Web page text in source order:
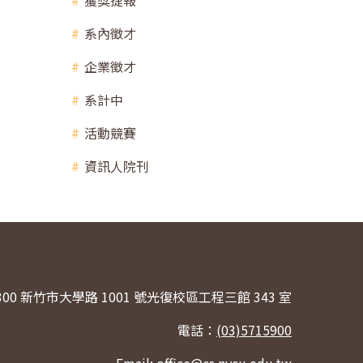
系內徵才
企業徵才
系計中
活動競賽
資訊人院刊
新竹市大學路 1001 號光復校區工程三館 343 室
電話： (03)5715900